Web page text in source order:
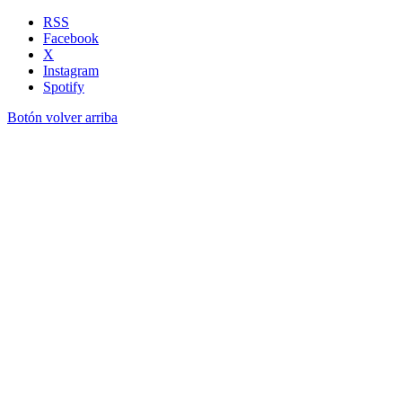
RSS
Facebook
X
Instagram
Spotify
Botón volver arriba